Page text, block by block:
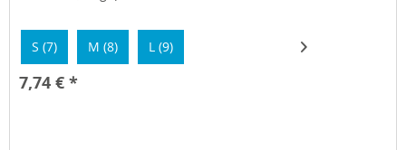
S (7) M (8) L (9)
7,74 € *